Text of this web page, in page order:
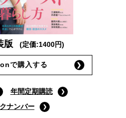
版 (定価:1400円)
で購入する
年間定期購読
ナンバー